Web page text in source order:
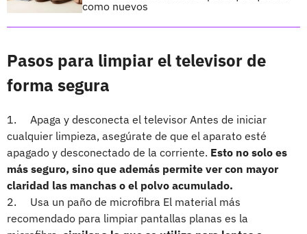
como nuevos
Pasos para limpiar el televisor de
forma segura
1. Apaga y desconecta el televisor Antes de iniciar
cualquier limpieza, asegúrate de que el aparato esté
apagado y desconectado de la corriente. Esto no solo es
más seguro, sino que además permite ver con mayor
claridad las manchas o el polvo acumulado.
2. Usa un paño de microfibra El material más
recomendado para limpiar pantallas planas es la